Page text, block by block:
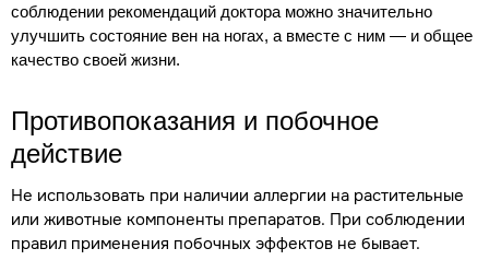
соблюдении рекомендаций доктора можно значительно
улучшить состояние вен на ногах, а вместе с ним — и общее
качество своей жизни.
Противопоказания и побочное
действие
Не использовать при наличии аллергии на растительные
или животные компоненты препаратов. При соблюдении
правил применения побочных эффектов не бывает.